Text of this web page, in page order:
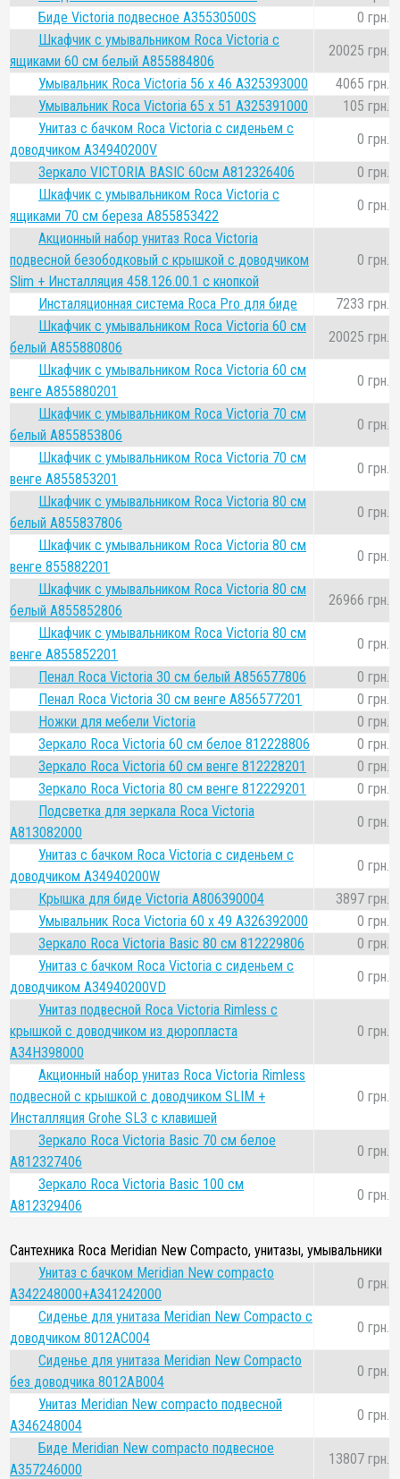
Биде Victoria подвесное A35530500S
0 грн.
Шкафчик с умывальником Roca Victoria с
ящиками 60 см белый A855884806
20025 грн.
Умывальник Roca Victoria 56 x 46 A325393000
4065 грн.
Умывальник Roca Victoria 65 x 51 A325391000
105 грн.
Унитаз с бачком Roca Victoria с сиденьем с
доводчиком A34940200V
0 грн.
Зеркало VICTORIA BASIC 60см A812326406
0 грн.
Шкафчик с умывальником Roca Victoria с
ящиками 70 см береза A855853422
0 грн.
Акционный набор унитаз Roca Victoria
подвесной безободковый с крышкой с доводчиком
Slim + Инсталляция 458.126.00.1 с кнопкой
0 грн.
Инсталяционная система Roca Pro для биде
7233 грн.
Шкафчик с умывальником Roca Victoria 60 см
белый A855880806
20025 грн.
Шкафчик с умывальником Roca Victoria 60 см
венге A855880201
0 грн.
Шкафчик с умывальником Roca Victoria 70 см
белый A855853806
0 грн.
Шкафчик с умывальником Roca Victoria 70 см
венге A855853201
0 грн.
Шкафчик с умывальником Roca Victoria 80 см
белый A855837806
0 грн.
Шкафчик с умывальником Roca Victoria 80 см
венге 855882201
0 грн.
Шкафчик с умывальником Roca Victoria 80 см
белый A855852806
26966 грн.
Шкафчик с умывальником Roca Victoria 80 см
венге A855852201
0 грн.
Пенал Roca Victoria 30 см белый A856577806
0 грн.
Пенал Roca Victoria 30 см венге A856577201
0 грн.
Ножки для мебели Victoria
0 грн.
Зеркало Roca Victoria 60 см белое 812228806
0 грн.
Зеркало Roca Victoria 60 см венге 812228201
0 грн.
Зеркало Roca Victoria 80 см венге 812229201
0 грн.
Подсветка для зеркала Roca Victoria
A813082000
0 грн.
Унитаз с бачком Roca Victoria с сиденьем с
доводчиком A34940200W
0 грн.
Крышка для биде Victoria A806390004
3897 грн.
Умывальник Roca Victoria 60 x 49 A326392000
0 грн.
Зеркало Roca Victoria Basic 80 см 812229806
0 грн.
Унитаз с бачком Roca Victoria с сиденьем с
доводчиком A34940200VD
0 грн.
Унитаз подвесной Roca Victoria Rimless с
крышкой с доводчиком из дюропласта
A34H398000
0 грн.
Акционный набор унитаз Roca Victoria Rimless
подвесной с крышкой с доводчиком SLIM +
Инсталляция Grohe SL3 с клавишей
0 грн.
Зеркало Roca Victoria Basic 70 см белое
A812327406
0 грн.
Зеркало Roca Victoria Basic 100 см
A812329406
0 грн.
Сантехника Roca Meridian New Compacto, унитазы, умывальники
Унитаз с бачком Meridian New compacto
A342248000+A341242000
0 грн.
Сиденье для унитаза Meridian New Compacto с
доводчиком 8012AC004
0 грн.
Сиденье для унитаза Meridian New Compacto
без доводчика 8012AB004
0 грн.
Унитаз Meridian New compacto подвесной
A346248004
0 грн.
Биде Meridian New compacto подвесное
A357246000
13807 грн.